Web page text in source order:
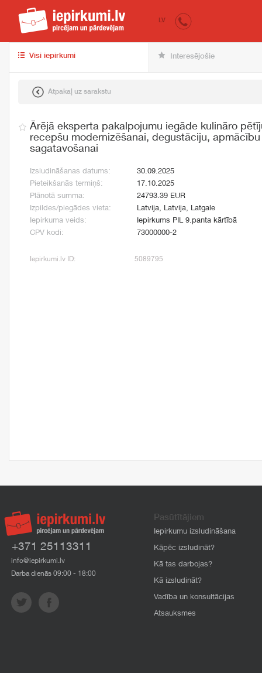
iepirkumi.lv
LV
Visi iepirkumi Interesējošie
Atpakaļ uz sarakstu
Ārējā eksperta pakalpojumu iegāde kulināro
recepšu modernizēšanai, degustāciju,
sagatavošanai
Izsludināšanas datums:
30.09.2025
Pieteikšanās termiņš:
17.10.2025
Plānotā summa:
24793.39 EUR
Izpildes/piegādes vieta:
Latvija, Latvija, Latgale
Iepirkuma veids:
Iepirkums PIL 9.panta kārtībā
CPV kodi:
73000000-2
Iepirkumi.lv ID: 5089795
+371 25113311
info@iepirkumi.lv
Darba dienās 09:00 - 18:00
Pasūtītājiem
Iepirkumu izsludināšana
Kāpēc izsludināt?
Kā tas darbojas?
Kā izsludināt?
Vadība un konsultācijas
Atsauksmes